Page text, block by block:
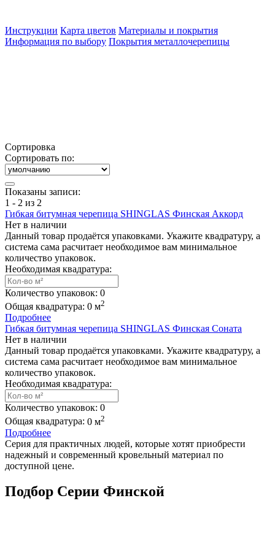
Инструкции Карта цветов Материалы и покрытия
Информация по выбору Покрытия металлочерепицы
Сортировка
Сортировать по:
Показаны записи:
1 - 2 из 2
Гибкая битумная черепица SHINGLAS Финская Аккорд
Нет в наличии
Данный товар продаётся упаковками. Укажите квадратуру, а
система сама расчитает необходимое вам минимальное
количество упаковок.
Необходимая квадратура:
Количество упаковок: 0
Общая квадратура: 0 м2
Подробнее
Гибкая битумная черепица SHINGLAS Финская Соната
Нет в наличии
Данный товар продаётся упаковками. Укажите квадратуру, а
система сама расчитает необходимое вам минимальное
количество упаковок.
Необходимая квадратура:
Количество упаковок: 0
Общая квадратура: 0 м2
Подробнее
Серия для практичных людей, которые хотят приобрести
надежный и современный кровельный материал по
доступной цене.
Подбор Серии Финской